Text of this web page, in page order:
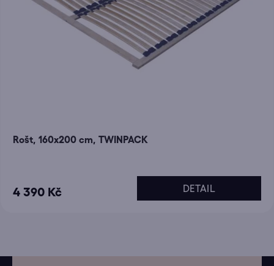
Rošt, 160x200 cm, TWINPACK
4 390 Kč DETAIL